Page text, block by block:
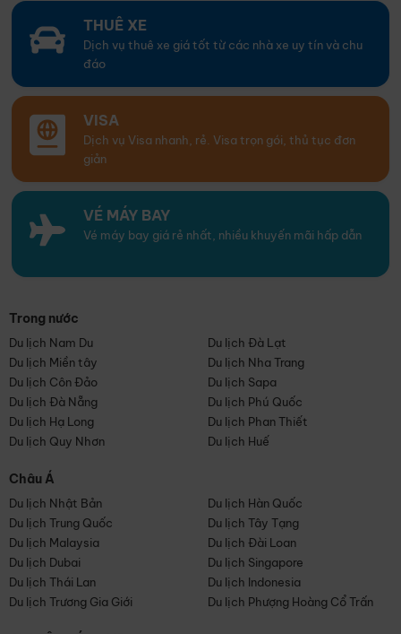
THUÊ XE
Dịch vụ thuê xe giá tốt từ các nhà xe uy tín và chu
đáo
VISA
Dịch vụ Visa nhanh, rẻ. Visa trọn gói, thủ tục đơn
giản
VÉ MÁY BAY
Vé máy bay giá rẻ nhất, nhiều khuyến mãi hấp dẫn
Trong nước
Du lịch Nam Du
Du lịch Đà Lạt
Du lịch Miền tây
Du lịch Nha Trang
Du lịch Côn Đảo
Du lịch Sapa
Du lịch Đà Nẵng
Du lịch Phú Quốc
Du lịch Hạ Long
Du lịch Phan Thiết
Du lịch Quy Nhơn
Du lịch Huế
Châu Á
Du lịch Nhật Bản
Du lịch Hàn Quốc
Du lịch Trung Quốc
Du lịch Tây Tạng
Du lịch Malaysia
Du lịch Đài Loan
Du lịch Dubai
Du lịch Singapore
Du lịch Thái Lan
Du lịch Indonesia
Du lịch Trương Gia Giới
Du lịch Phượng Hoàng Cổ Trấn